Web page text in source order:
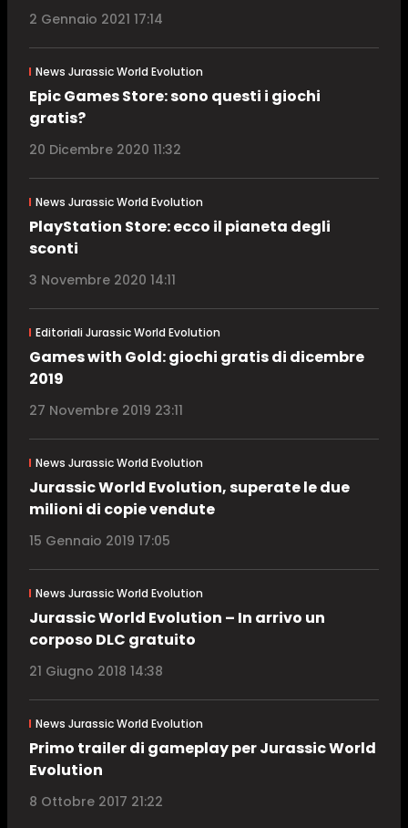
2 Gennaio 2021 17:14
News Jurassic World Evolution
Epic Games Store: sono questi i giochi
gratis?
20 Dicembre 2020 11:32
News Jurassic World Evolution
PlayStation Store: ecco il pianeta degli
sconti
3 Novembre 2020 14:11
Editoriali Jurassic World Evolution
Games with Gold: giochi gratis di dicembre
2019
27 Novembre 2019 23:11
News Jurassic World Evolution
Jurassic World Evolution, superate le due
milioni di copie vendute
15 Gennaio 2019 17:05
News Jurassic World Evolution
Jurassic World Evolution – In arrivo un
corposo DLC gratuito
21 Giugno 2018 14:38
News Jurassic World Evolution
Primo trailer di gameplay per Jurassic World
Evolution
8 Ottobre 2017 21:22